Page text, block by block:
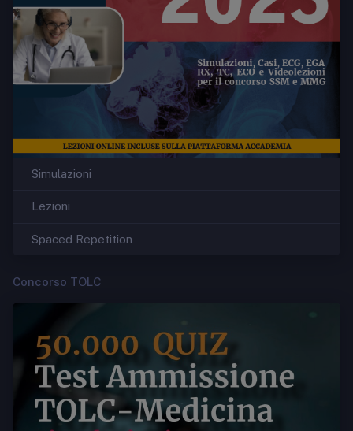
Simulazioni
Lezioni
Spaced Repetition
Concorso TOLC